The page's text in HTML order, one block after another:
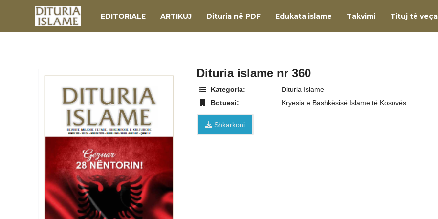
EDITORIALE ARTIKUJ Dituria në PDF Edukata islame Takvimi Tituj të
Dituria islame nr 360
Kategoria:
Dituria Islame
Botuesi:
Kryesia e Bashkësisë Islame të Kosovës
Shkarkoni